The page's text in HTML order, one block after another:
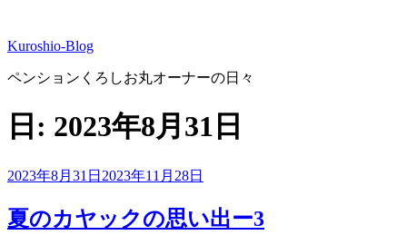
テ
ン
へ
ス
ッ
プ
Kuroshio-Blog
ペンションくろしお丸オーナーの日々
日: 2023年8月31日
投
日:
2023年8月31日 2023年11月28日
夏のカヤックの思い出ー3